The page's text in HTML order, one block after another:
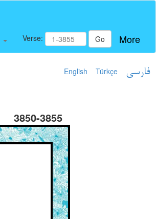
Verse: Go More
English Türkçe فارسی
3850-3855